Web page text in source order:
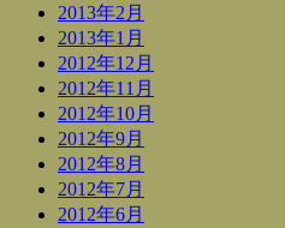
2013年2月
2013年1月
2012年12月
2012年11月
2012年10月
2012年9月
2012年8月
2012年7月
2012年6月